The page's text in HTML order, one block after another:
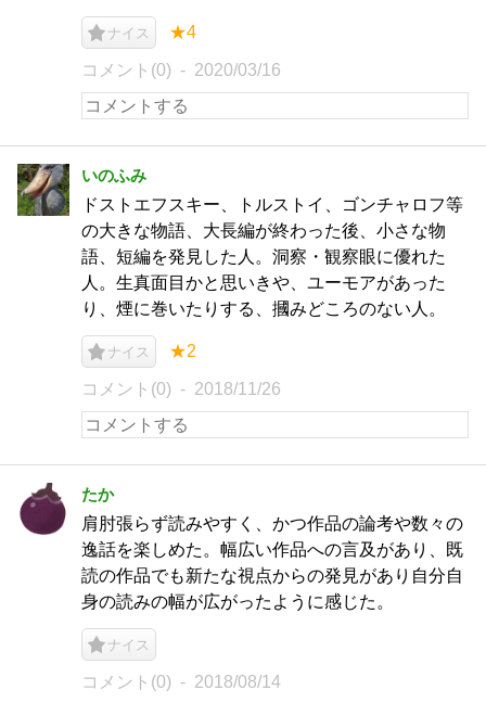
ナイス ★4
コメント(0) 2020/03/16
いのふみ
ドストエフスキー、トルストイ、ゴンチャロフ等
の大きな物語、大長編が終わった後、小さな物
語、短編を発見した人。洞察・観察眼に優れた
人。生真面目かと思いきや、ユーモアがあった
り、煙に巻いたりする、摑みどころのない人。
ナイス ★2
コメント(0) 2018/11/26
たか
肩肘張らず読みやすく、かつ作品の論考や数々の
逸話を楽しめた。幅広い作品への言及があり、既
読の作品でも新たな視点からの発見があり自分自
身の読みの幅が広がったように感じた。
ナイス
コメント(0) 2018/08/14